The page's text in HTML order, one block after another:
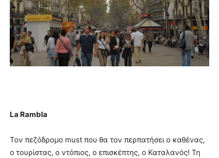
La Rambla
Τον πεζόδρομο must που θα τον περπατήσει ο καθένας,
ο τουρίστας, ο ντόπιος, ο επισκέπτης, ο Καταλανός! Τη